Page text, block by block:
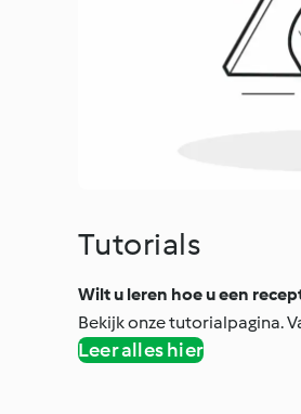
Tutorials
Wilt u leren hoe u een
Bekijk onze tutorialpagina.
Leer alles hier